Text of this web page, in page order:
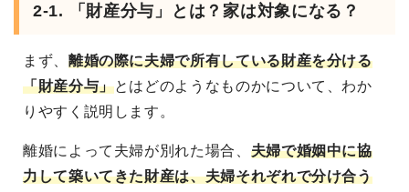
2-1. 「財産分与」とは？家は対象になる？
まず、 離婚の際に夫婦で所有している財産を分ける
「財産分与」とはどのようなものかについて、わか
りやすく説明します。
離婚によって夫婦が別れた場合、 夫婦で婚姻中に協
力して築いてきた財産は、夫婦それぞれで分け合う